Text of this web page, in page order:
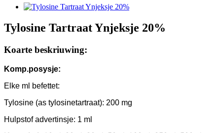
Tylosine Tartraat Ynjeksje 20%
Koarte beskriuwing:
Komp.posysje:
Elke ml befettet:
Tylosine (as tylosinetartraat): 200 mg
Hulpstof advertinsje: 1 ml